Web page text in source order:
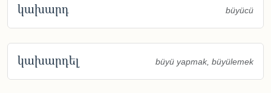
կախարդ büyücü
կախարդել büyü yapmak, büyülemek